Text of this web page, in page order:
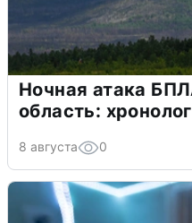
Ночная атака
область:
8 августа 0